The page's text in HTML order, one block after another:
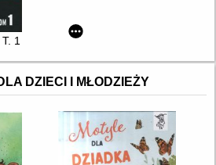
1
DZIECI I MŁODZIEŻY